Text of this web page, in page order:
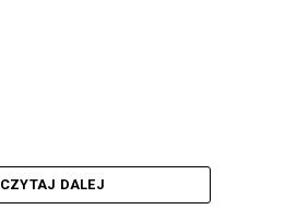
CZYTAJ DALEJ